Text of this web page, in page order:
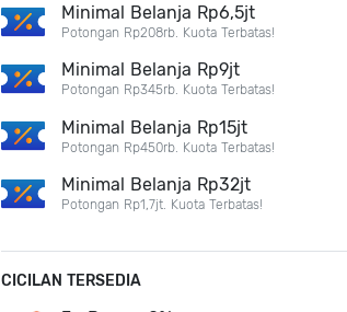
Minimal Belanja Rp6,5jt
Potongan Rp208rb. Kuota Terbatas!
Minimal Belanja Rp9jt
Potongan Rp345rb. Kuota Terbatas!
Minimal Belanja Rp15jt
Potongan Rp450rb. Kuota Terbatas!
Minimal Belanja Rp32jt
Potongan Rp1,7jt. Kuota Terbatas!
CICILAN TERSEDIA